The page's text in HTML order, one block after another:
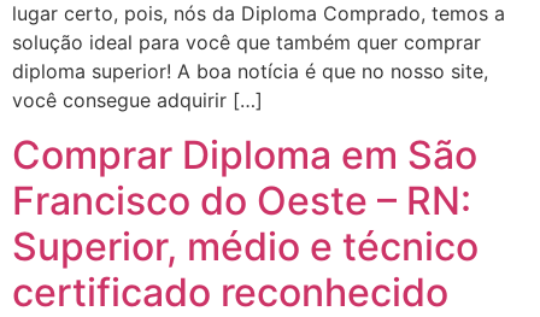
lugar certo, pois, nós da Diploma Comprado, temos a
solução ideal para você que também quer comprar
diploma superior! A boa notícia é que no nosso site,
você consegue adquirir […]
Comprar Diploma em São
Francisco do Oeste – RN:
Superior, médio e técnico
certificado reconhecido